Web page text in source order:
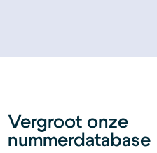
Vergroot onze
nummerdatabase